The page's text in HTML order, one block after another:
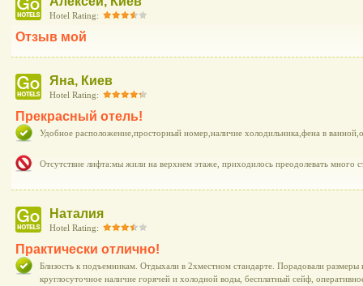
Hotel Rating:
Отзыв мой
Яна, Киев
Hotel Rating:
Прекрасный отель!
Удобное расположение,просторный номер,наличие холодильника,фена в
Отсутствие лифта:мы жили на верхнем этаже, приходилось преодолевать много
Наталия
Hotel Rating:
Практически отлично!
Близость к подъемникам. Отдыхали в 2хместном стандарте. Порадовали размеры
круглосуточное наличие горячей и холодной воды, бесплатный сейф,